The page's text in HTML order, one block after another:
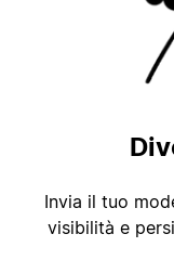
Invia il tuo
visibilità e